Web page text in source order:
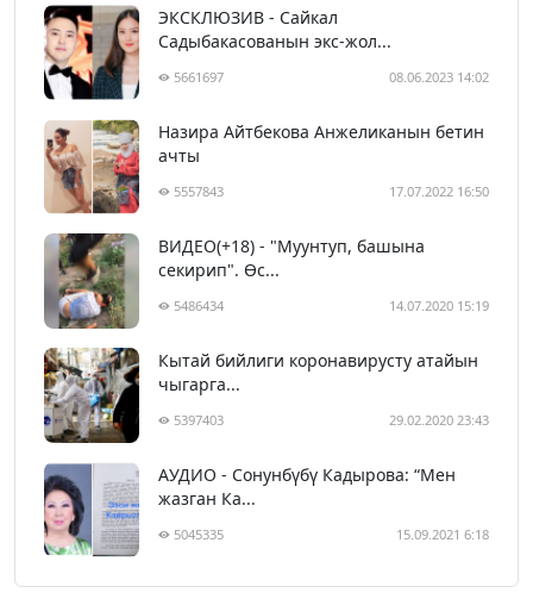
ЭКСКЛЮЗИВ - Сайкал
Садыбакасованын экс-жол...
5661697 08.06.2023 14:02
Назира Айтбекова Анжеликанын бетин
ачты
5557843 17.07.2022 16:50
ВИДЕО(+18) - "Муунтуп, башына
секирип". Өс...
5486434 14.07.2020 15:19
Кытай бийлиги коронавирусту атайын
чыгарга...
5397403 29.02.2020 23:43
АУДИО - Сонунбүбү Кадырова: “Мен
жазган Ка...
5045335 15.09.2021 6:18